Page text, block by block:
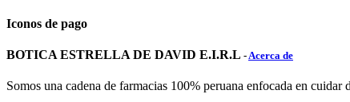
Iconos de pago
BOTICA ESTRELLA DE DAVID E.I.R.L - Acerca de
Somos una cadena de farmacias 100% peruana enfocada en